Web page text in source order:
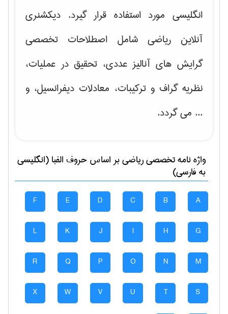
انگلیسی مورد استفاده قرار گیرد. دیکشنری
آنلاین ریاضی شامل اصطلاحات تخصصی
گرایش های آنالیز عددی، تحقیق در عملیات،
نظریه گراف و تركیبات، معادلات دیفرانسیل، و
... می گردد.
واژه نامه تخصصیرياضیبر اساس حروف الفبا (انگلیسی
به فارسی)
A
B
C
D
E
F
G
H
I
J
K
L
M
N
O
P
Q
R
S
T
U
V
W
X